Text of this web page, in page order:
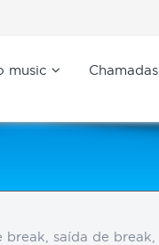
music Chamadas
saída de break,